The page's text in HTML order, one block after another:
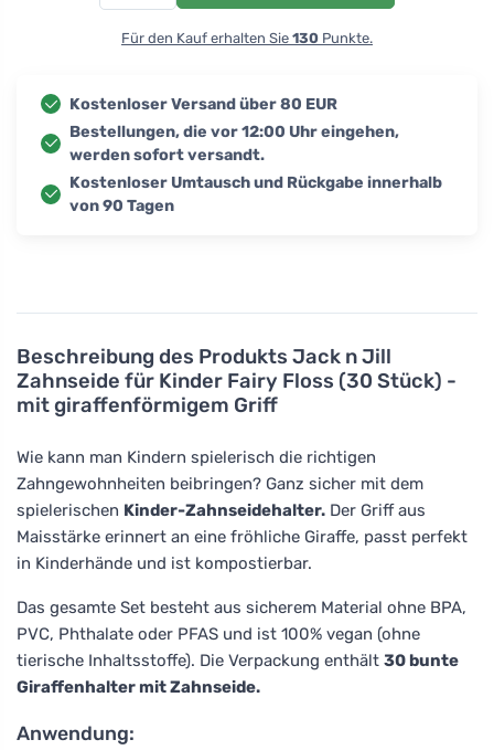
Beschreibung des Produkts Jack n Jill
Zahnseide für Kinder Fairy Floss (30 Stück) -
mit giraffenförmigem Griff
Wie kann man Kindern spielerisch die richtigen
Zahngewohnheiten beibringen? Ganz sicher mit dem
spielerischen Kinder-Zahnseidehalter. Der Griff aus
Maisstärke erinnert an eine fröhliche Giraffe, passt perfekt
in Kinderhände und ist kompostierbar.
Das gesamte Set besteht aus sicherem Material ohne BPA,
PVC, Phthalate oder PFAS und ist 100% vegan (ohne
tierische Inhaltsstoffe). Die Verpackung enthält 30 bunte
Giraffenhalter mit Zahnseide.
Anwendung:
Für den Kauf erhalten Sie 130 Punkte.
Kostenloser Versand über 80 EUR
Bestellungen, die vor 12:00 Uhr eingehen,
werden sofort versandt.
Kostenloser Umtausch und Rückgabe innerhalb
von 90 Tagen